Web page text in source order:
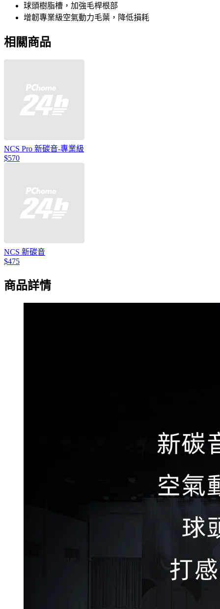
球頭樹脂槽，加強毛桿根部
增韌專業級空氣動力毛葉，降低損耗
相關商品
NCS Pro 新碳音-專業級
$570
NCS 新碳音
$475
商品詳情